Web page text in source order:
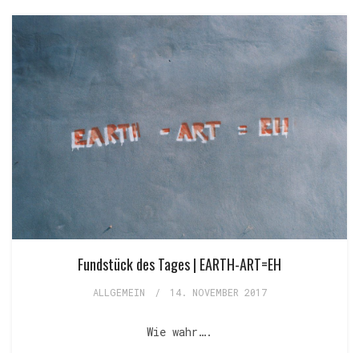
Fundstück des Tages | EARTH-ART=EH
ALLGEMEIN / 14. NOVEMBER 2017
Wie wahr….